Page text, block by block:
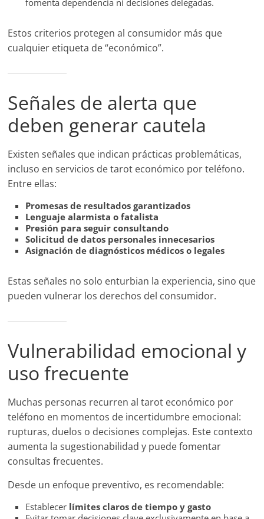
fomenta dependencia ni decisiones delegadas.
Estos criterios protegen al consumidor más que
cualquier etiqueta de “económico”.
Señales de alerta que
deben generar cautela
Existen señales que indican prácticas problemáticas,
incluso en servicios de tarot económico por teléfono.
Entre ellas:
Promesas de resultados garantizados
Lenguaje alarmista o fatalista
Presión para seguir consultando
Solicitud de datos personales innecesarios
Asignación de diagnósticos médicos o legales
Estas señales no solo enturbian la experiencia, sino que
pueden vulnerar los derechos del consumidor.
Vulnerabilidad emocional y
uso frecuente
Muchas personas recurren al tarot económico por
teléfono en momentos de incertidumbre emocional:
rupturas, duelos o decisiones complejas. Este contexto
aumenta la sugestionabilidad y puede fomentar
consultas frecuentes.
Desde un enfoque preventivo, es recomendable:
Establecer límites claros de tiempo y gasto